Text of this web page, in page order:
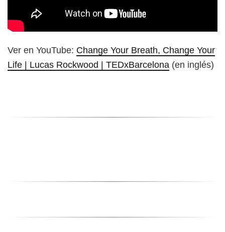
Ver en YouTube: Change Your Breath, Change Your
Life | Lucas Rockwood | TEDxBarcelona (en inglés)